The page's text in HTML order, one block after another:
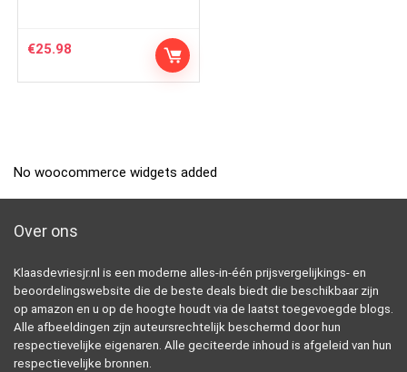
€25.98
No woocommerce widgets added
Over ons
Klaasdevriesjr.nl is een moderne alles-in-één prijsvergelijkings- en
beoordelingswebsite die de beste deals biedt die beschikbaar zijn
op amazon en u op de hoogte houdt via de laatst toegevoegde blogs.
Alle afbeeldingen zijn auteursrechtelijk beschermd door hun
respectievelijke eigenaren. Alle geciteerde inhoud is afgeleid van hun
respectievelijke bronnen.